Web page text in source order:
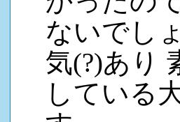
ないでし
気(?)あり
している